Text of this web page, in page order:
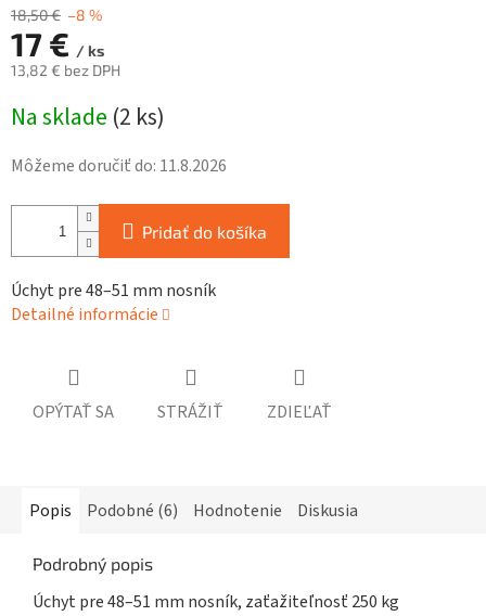
18,50 € –8 %
17 € / ks
13,82 € bez DPH
cena:
Na sklade (2 ks)
Môžeme doručiť do: 11.8.2026
Pridať do košíka
Úchyt pre 48–51 mm nosník
Detailné informácie
OPÝTAŤ SA STRÁŽIŤ ZDIEĽAŤ
Popis Podobné (6) Hodnotenie Diskusia
Podrobný popis
Úchyt pre 48–51 mm nosník, zaťažiteľnosť 250 kg